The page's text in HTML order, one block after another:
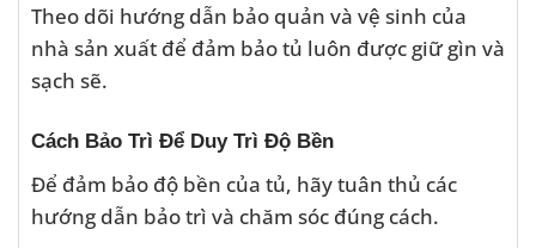
Theo dõi hướng dẫn bảo quản và vệ sinh của
nhà sản xuất để đảm bảo tủ luôn được giữ gìn và
sạch sẽ.
Cách Bảo Trì Để Duy Trì Độ Bền
Để đảm bảo độ bền của tủ, hãy tuân thủ các
hướng dẫn bảo trì và chăm sóc đúng cách.